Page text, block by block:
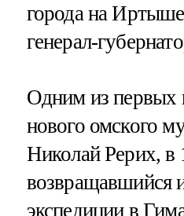
города на
генерал-
Одним из первых
нового омского
Николай Рерих, в
возвращавшийся
экспедиции в